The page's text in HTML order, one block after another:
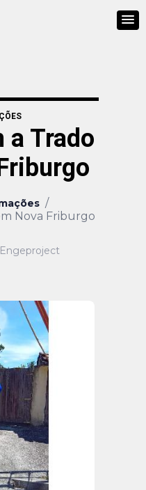
a Trado
/
Nova Friburgo
Engeproject